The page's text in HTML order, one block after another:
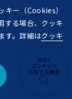
JMAC
コンテンツ
お役立ち検索
キー（Cookies）
する場合、クッキ
す。詳細はクッキ